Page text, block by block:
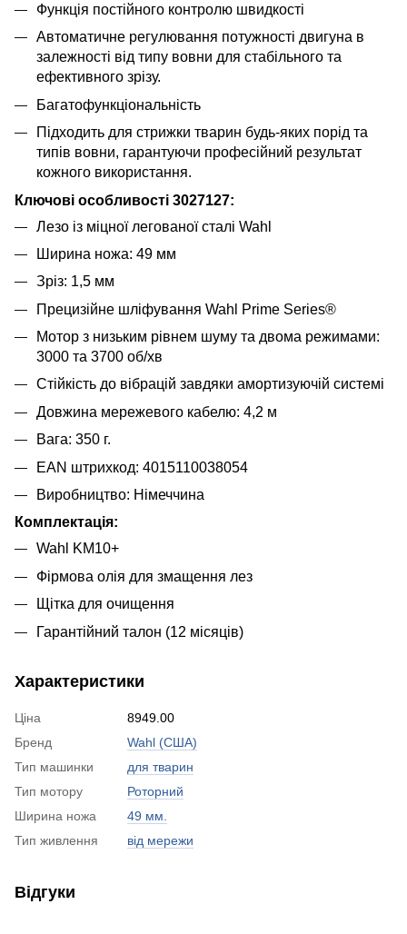
Функція постійного контролю швидкості
Автоматичне регулювання потужності двигуна в
залежності від типу вовни для стабільного та
ефективного зрізу.
Багатофункціональність
Підходить для стрижки тварин будь-яких порід та
типів вовни, гарантуючи професійний результат
кожного використання.
Ключові особливості 3027127:
Лезо із міцної легованої сталі Wahl
Ширина ножа: 49 мм
Зріз: 1,5 мм
Прецизійне шліфування Wahl Prime Series®
Мотор з низьким рівнем шуму та двома режимами:
3000 та 3700 об/хв
Стійкість до вібрацій завдяки амортизуючій системі
Довжина мережевого кабелю: 4,2 м
Вага: 350 г.
EAN штрихкод: 4015110038054
Виробництво: Німеччина
Комплектація:
Wahl KM10+
Фірмова олія для змащення лез
Щітка для очищення
Гарантійний талон (12 місяців)
Характеристики
Ціна
8949.00
Бренд
Wahl (США)
Тип машинки
для тварин
Тип мотору
Роторний
Ширина ножа
49 мм.
Тип живлення
від мережи
Відгуки